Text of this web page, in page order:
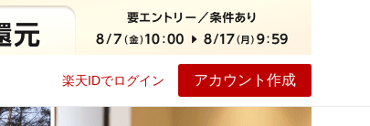
楽天IDでログイン アカウント作成